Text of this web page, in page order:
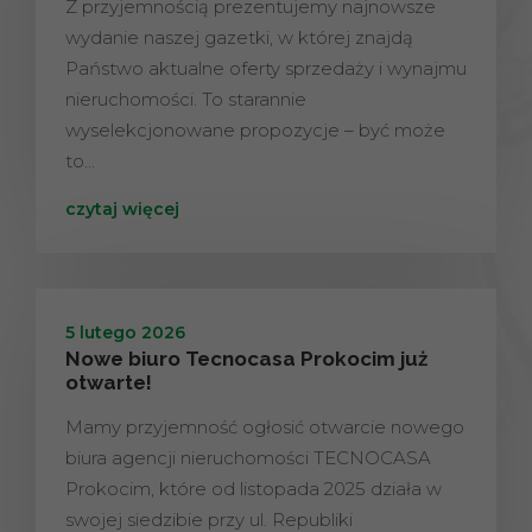
Z przyjemnością prezentujemy najnowsze
wydanie naszej gazetki, w której znajdą
Państwo aktualne oferty sprzedaży i wynajmu
nieruchomości. To starannie
wyselekcjonowane propozycje – być może
to…
czytaj więcej
5 lutego 2026
Nowe biuro Tecnocasa Prokocim już
otwarte!
Mamy przyjemność ogłosić otwarcie nowego
biura agencji nieruchomości TECNOCASA
Prokocim, które od listopada 2025 działa w
swojej siedzibie przy ul. Republiki